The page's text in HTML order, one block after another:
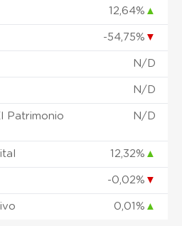
12,64% ▲
-54,75% ▼
N/D
N/D
Patrimonio
N/D
12,32% ▲
-0,02% ▼
0,01% ▲